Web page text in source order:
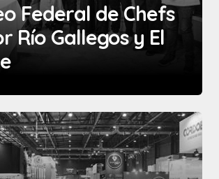
Federal de Chefs
Río Gallegos y El